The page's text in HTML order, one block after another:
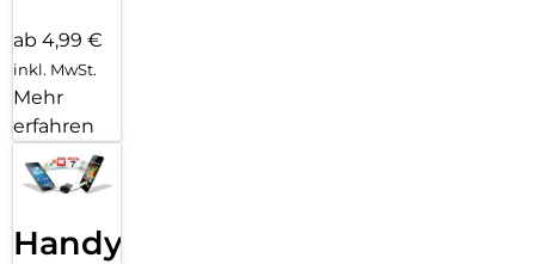
ab 4,99 €
inkl. MwSt.
Mehr
erfahren
Handy